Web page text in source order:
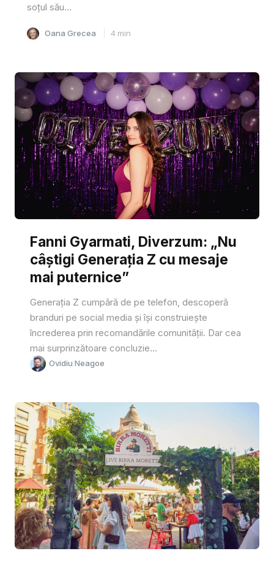
soțul său...
Oana Grecea 4 min
Fanni Gyarmati, Diverzum: „Nu
câștigi Generația Z cu mesaje
mai puternice”
Generația Z cumpără de pe telefon, descoperă
branduri pe social media și își construiește
încrederea prin recomandările comunității. Dar cea
mai surprinzătoare concluzie...
Ovidiu Neagoe